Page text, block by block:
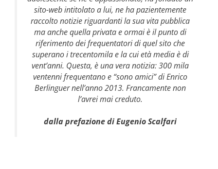
sito-web intitolato a lui, ne ha pazientemente
raccolto notizie riguardanti la sua vita pubblica
ma anche quella privata e ormai è il punto di
riferimento dei frequentatori di quel sito che
superano i trecentomila e la cui età media è di
vent’anni. Questa, è una vera notizia: 300 mila
ventenni frequentano e “sono amici” di Enrico
Berlinguer nell’anno 2013. Francamente non
l’avrei mai creduto.
dalla prefazione di Eugenio Scalfari